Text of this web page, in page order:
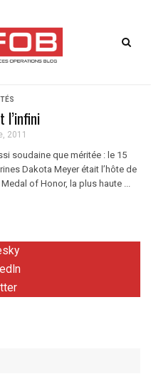
l’infini
2011
soudaine que méritée : le 15
Dakota Meyer était l’hôte de
of Honor, la plus haute ...